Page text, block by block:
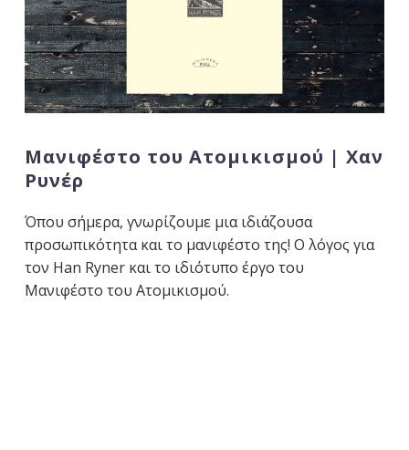
Μανιφέστο του Ατομικισμού | Χαν
Ρυνέρ
Όπου σήμερα, γνωρίζουμε μια ιδιάζουσα
προσωπικότητα και το μανιφέστο της! Ο λόγος για
τον Han Ryner και το ιδιότυπο έργο του
Μανιφέστο του Ατομικισμού.